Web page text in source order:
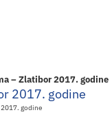
– Zlatibor 2017. godine
2017. godine